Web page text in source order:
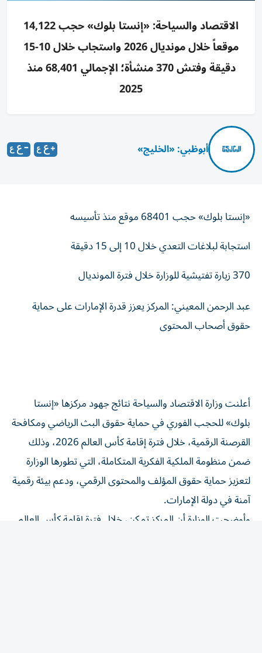
الاقتصاد والسياحة: «إنستا بلوك» حجب 14,122
موقعاً خلال مونديال 2026 واستجاب خلال 10-15
دقيقة وفتش 370 منشأة؛ الإجمالي 68,401 منذ
2025
أبوظبي: «الخليج»
حقوق أصحاب المحتوى
بلوك» للحجب الفوري في حماية حقوق البث الرياضي ومكافحة
القرصنة الرقمية، خلال فترة إقامة كأس العالم 2026، وذلك
ضمن منظومة الملكية الفكرية المتكاملة، التي تطورها الوزارة
لتعزيز حماية حقوق المؤلف والمحتوى الرقمي، ودعم بيئة رقمية
آمنة في دولة الإمارات.
وأوضحت الوزارة أن المركز تمكن، خلال فترة إقامة كأس العالم
2026، من حجب 14,122 موقعاً وتطبيقاً مخالفاً لبث